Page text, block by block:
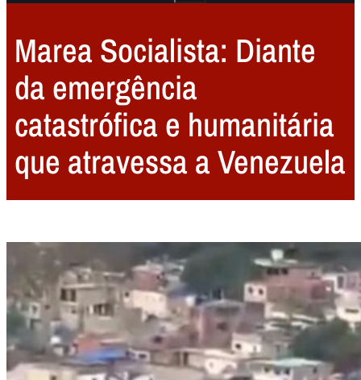
Marea Socialista: Diante
da emergência
catastrófica e humanitária
que atravessa a Venezuela